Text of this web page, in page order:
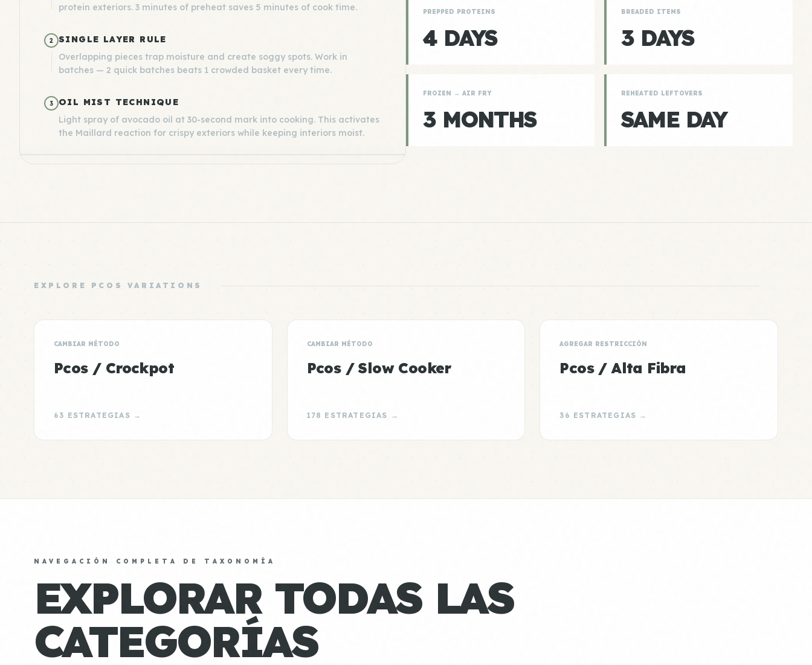
protein exteriors. 3 minutes of preheat saves 5 minutes of cook time.
2
SINGLE LAYER RULE
Overlapping pieces trap moisture and create soggy spots. Work in
batches — 2 quick batches beats 1 crowded basket every time.
3
OIL MIST TECHNIQUE
Light spray of avocado oil at 30-second mark into cooking. This activates
the Maillard reaction for crispy exteriors while keeping interiors moist.
PREPPED PROTEINS
4 DAYS
BREADED ITEMS
3 DAYS
FROZEN → AIR FRY
3 MONTHS
REHEATED LEFTOVERS
SAME DAY
EXPLORE PCOS VARIATIONS
CAMBIAR MÉTODO
Pcos / Crockpot
63 ESTRATEGIAS →
CAMBIAR MÉTODO
Pcos / Slow Cooker
178 ESTRATEGIAS →
AGREGAR RESTRICCIÓN
Pcos / Alta Fibra
36 ESTRATEGIAS →
NAVEGACIÓN COMPLETA DE TAXONOMÍA
EXPLORAR TODAS LAS
CATEGORÍAS